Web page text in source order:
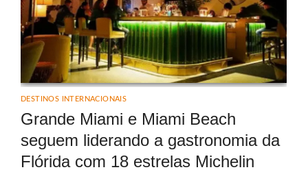
DESTINOS INTERNACIONAIS
Grande Miami e Miami Beach
seguem liderando a gastronomia da
Flórida com 18 estrelas Michelin